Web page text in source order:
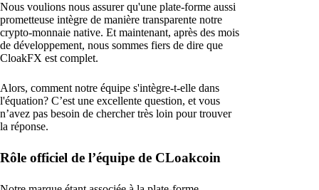
Nous voulions nous assurer qu'une plate-forme aussi
prometteuse intègre de manière transparente notre
crypto-monnaie native. Et maintenant, après des mois
de développement, nous sommes fiers de dire que
CloakFX est complet.
Alors, comment notre équipe s'intègre-t-elle dans
l'équation? C’est une excellente question, et vous
n’avez pas besoin de chercher très loin pour trouver
la réponse.
Rôle officiel de l’équipe de CLoakcoin